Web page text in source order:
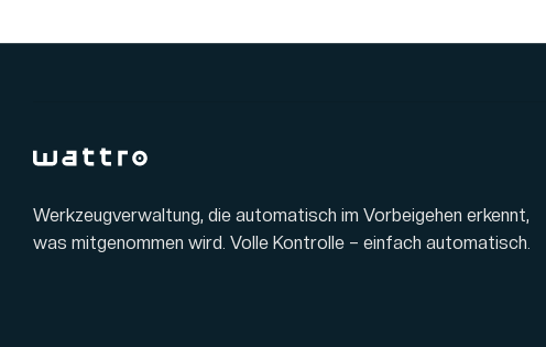
Werkzeugverwaltung, die automatisch im Vorbeigehen erkennt,
was mitgenommen wird. Volle Kontrolle – einfach automatisch.